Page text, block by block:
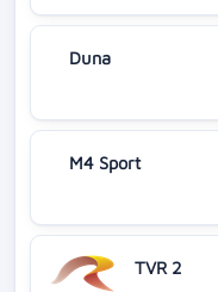
Duna
M4 Sport
TVR 2